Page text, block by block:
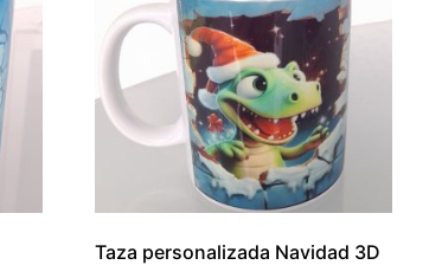
Taza personalizada Navidad 3D